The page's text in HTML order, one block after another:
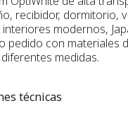
recibidor, dormitorio,
modernos,
pedido con materiales
medidas.
técnicas